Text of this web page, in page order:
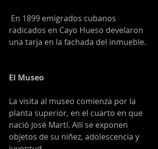
En 1899 emigrados cubanos
radicados en Cayo Hueso develaron
una tarja en la fachada del inmueble.
El Museo
La visita al museo comienza por la
planta superior, en el cuarto en que
nació José Martí. Allí se exponen
objetos de su niñez, adolescencia y